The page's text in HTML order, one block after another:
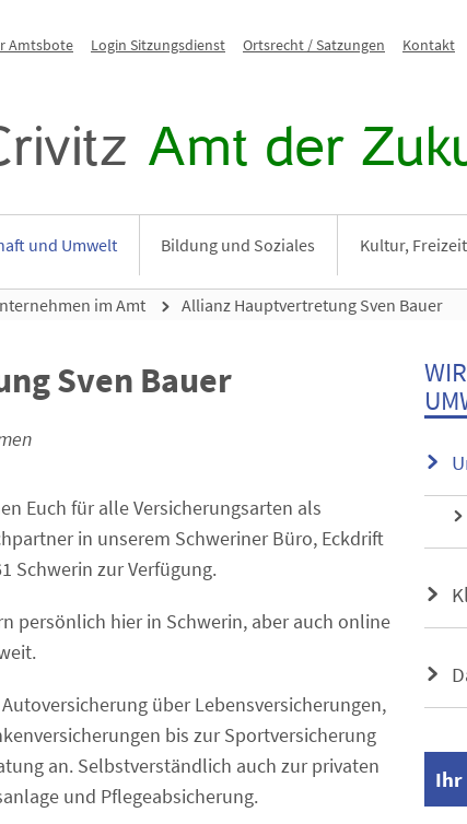
Amtsbote Login Sitzungsdienst Ortsrecht / Satzungen Kontakt
Amt der
und Umwelt Bildung und Soziales Kultur,
im Amt Allianz Hauptvertretung Sven Bauer
Sven Bauer
Euch für alle Versicherungsarten als
in unserem Schweriner Büro, Eckdrift
Schwerin zur Verfügung.
persönlich hier in Schwerin, aber auch online
über Lebensversicherungen,
bis zur Sportversicherung
an. Selbstverständlich auch zur privaten
und Pflegeabsicherung.
Ihr